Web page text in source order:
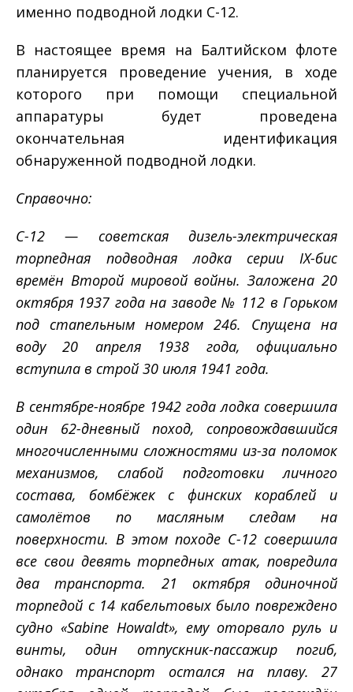
именно подводной лодки С-12.
В настоящее время на Балтийском флоте
планируется проведение учения, в ходе
которого при помощи специальной
аппаратуры будет проведена
окончательная идентификация
обнаруженной подводной лодки.
Справочно:
С-12 — советская дизель-электрическая
торпедная подводная лодка серии IX-бис
времён Второй мировой войны. Заложена 20
октября 1937 года на заводе № 112 в Горьком
под стапельным номером 246. Спущена на
воду 20 апреля 1938 года, официально
вступила в строй 30 июля 1941 года.
В сентябре-ноябре 1942 года лодка совершила
один 62-дневный поход, сопровождавшийся
многочисленными сложностями из-за поломок
механизмов, слабой подготовки личного
состава, бомбёжек с финских кораблей и
самолётов по масляным следам на
поверхности. В этом походе С-12 совершила
все свои девять торпедных атак, повредила
два транспорта. 21 октября одиночной
торпедой с 14 кабельтовых было повреждено
судно «Sabine Howaldt», ему оторвало руль и
винты, один отпускник-пассажир погиб,
однако транспорт остался на плаву. 27